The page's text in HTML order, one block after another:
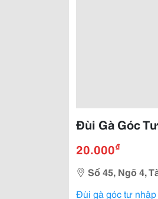
Đùi Gà Góc
20.000₫
Số 45, Ngõ 4,
Đùi gà góc tư nhập